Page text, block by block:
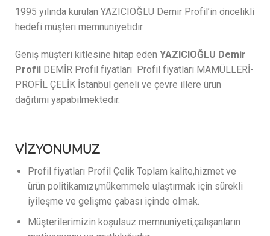
1995 yılında kurulan YAZICIOĞLU Demir Profil’in öncelikli
hedefi müşteri memnuniyetidir.
Geniş müşteri kitlesine hitap eden YAZICIOĞLU Demir
Profil DEMİR Profil fiyatları Profil fiyatları MAMÜLLERİ-
PROFİL ÇELİK İstanbul geneli ve çevre illere ürün
dağıtımı yapabilmektedir.
VİZYONUMUZ
Profil fiyatları Profil Çelik Toplam kalite,hizmet ve
ürün politikamızı,mükemmele ulaştırmak için sürekli
iyileşme ve gelişme çabası içinde olmak.
Müşterilerimizin koşulsuz memnuniyeti,çalışanların